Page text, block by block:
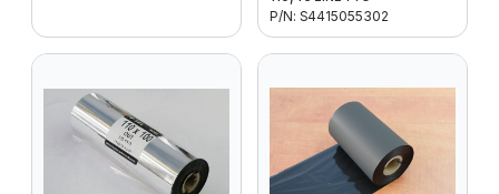
P/N: S4415055302